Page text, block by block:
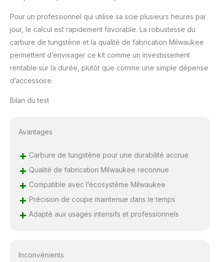
Pour un professionnel qui utilise sa scie plusieurs heures par
jour, le calcul est rapidement favorable. La robustesse du
carbure de tungstène et la qualité de fabrication Milwaukee
permettent d’envisager ce kit comme un investissement
rentable sur la durée, plutôt que comme une simple dépense
d’accessoire.
Bilan du test
Avantages
+ Carbure de tungstène pour une durabilité accrue
+ Qualité de fabrication Milwaukee reconnue
+ Compatible avec l’écosystème Milwaukee
+ Précision de coupe maintenue dans le temps
+ Adapté aux usages intensifs et professionnels
Inconvénients